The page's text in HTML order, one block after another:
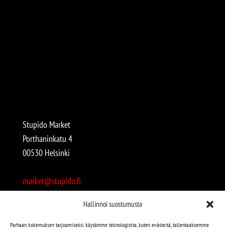
Hallinnoi suostumusta
Parhaan kokemuksen tarjoamiseksi käytämme teknologioita, kuten evästeitä, tallentaaksemme
Stupido Market
Porthaninkatu 4
00530 Helsinki
market@stupido.fi
Avoinna: